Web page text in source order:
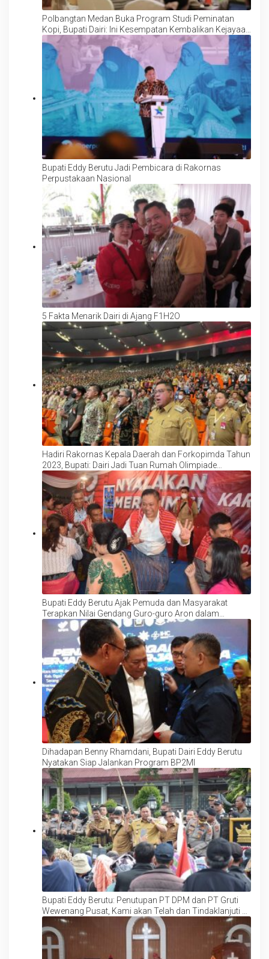
Polbangtan Medan Buka Program Studi Peminatan
Kopi, Bupati Dairi: Ini Kesempatan Kembalikan Kejayaan
Kopi Sidikalang
Bupati Eddy Berutu Jadi Pembicara di Rakornas
Perpustakaan Nasional
5 Fakta Menarik Dairi di Ajang F1H2O
Hadiri Rakornas Kepala Daerah dan Forkopimda Tahun
2023, Bupati: Dairi Jadi Tuan Rumah Olimpiade
Matematika se-Asia
Bupati Eddy Berutu Ajak Pemuda dan Masyarakat
Terapkan Nilai Gendang Guro-guro Aron dalam
Kehidupan Sehari-hari
Dihadapan Benny Rhamdani, Bupati Dairi Eddy Berutu
Nyatakan Siap Jalankan Program BP2MI
Bupati Eddy Berutu: Penutupan PT DPM dan PT Gruti
Wewenang Pusat, Kami akan Telah dan Tindaklanjuti ke
Pusat